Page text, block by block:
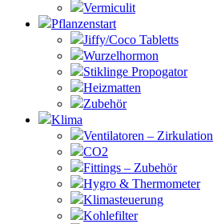
Vermiculit
Pflanzenstart
Jiffy/Coco Tabletts
Wurzelhormon
Stiklinge Propogator
Heizmatten
Zubehör
Klima
Ventilatoren – Zirkulation
CO2
Fittings – Zubehör
Hygro & Thermometer
Klimasteuerung
Kohlefilter